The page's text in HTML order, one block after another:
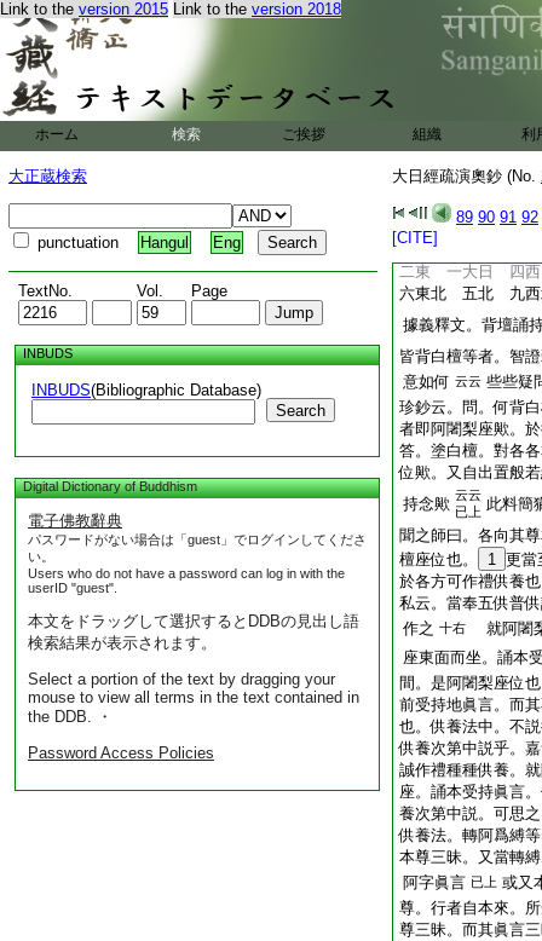
Link to the version 2015 Link to the version 2018
ホーム 検索 ご挨拶 組織 利
大正蔵検索
punctuation Hangul Eng
TextNo. Vol. Page
INBUDS
INBUDS(Bibliographic Database)
Search
Digital Dictionary of Buddhism
電子佛教辭典
パスワードがない場合は「guest」でログインしてくださ
い。
Users who do not have a password can log in with the
userID "guest".
本文をドラッグして選択するとDDBの見出し語
検索結果が表示されます。
Select a portion of the text by dragging your
mouse to view all terms in the text contained in
the DDB. ・
Password Access Policies
大日經疏演奧鈔 (No.
89 90 91 92
[CITE]
者。綱縁分別亦同
第二句。當段文。
中所有等者。以上
持。以下明八位受
何者釋文八位皆背
無便歟。更可決之
具支灌頂第四云。
七東南 三南 八
二東 一大日 四西
六東北 五北 九西
據義釋文。背壇誦
皆背白檀等者。智
意如何 云云 些些疑
珍鈔云。問。何背
者即阿闍梨座歟。
答。塗白檀。對各
位歟。又自出置般
持念歟 云云
已上 此料簡
聞之師曰。各向其
檀座位也。
1 更當
於各方可作禮供養
私云。當奉五供普
作之 十右
就阿闍
座東面而坐。誦本
間。是阿闍梨座位
前受持地眞言。而
也。供養法中。不
供養次第中説乎。
誠作禮種種供養。
座。誦本受持眞言
養次第中説。可思
供養法。轉阿爲縛
本尊三昧。又當轉
阿字眞言 已上 或又
尊。行者自本來。
尊三昧。而其眞言